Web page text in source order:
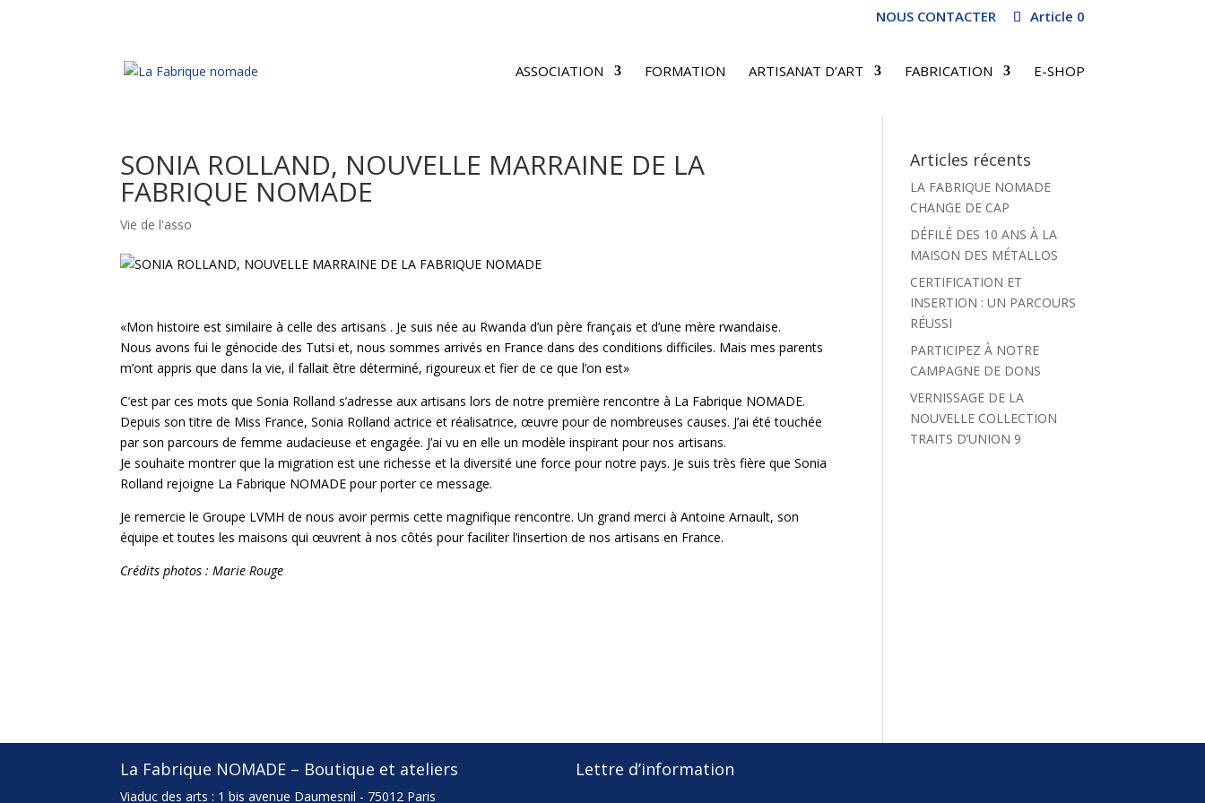
NOUS CONTACTER Article 0
ASSOCIATION FORMATION ARTISANAT D’ART FABRICATION E-SHOP
SONIA ROLLAND, NOUVELLE MARRAINE DE LA
FABRIQUE NOMADE
Vie de l'asso
«Mon histoire est similaire à celle des artisans . Je suis née au Rwanda d’un père français et d’une mère rwandaise.
Nous avons fui le génocide des Tutsi et, nous sommes arrivés en France dans des conditions difficiles. Mais mes parents
m’ont appris que dans la vie, il fallait être déterminé, rigoureux et fier de ce que l’on est»
C’est par ces mots que Sonia Rolland s’adresse aux artisans lors de notre première rencontre à La Fabrique NOMADE.
Depuis son titre de Miss France, Sonia Rolland actrice et réalisatrice, œuvre pour de nombreuses causes. J’ai été touchée
par son parcours de femme audacieuse et engagée. J’ai vu en elle un modèle inspirant pour nos artisans.
Je souhaite montrer que la migration est une richesse et la diversité une force pour notre pays. Je suis très fière que Sonia
Rolland rejoigne La Fabrique NOMADE pour porter ce message.
Je remercie le Groupe LVMH de nous avoir permis cette magnifique rencontre. Un grand merci à Antoine Arnault, son
équipe et toutes les maisons qui œuvrent à nos côtés pour faciliter l’insertion de nos artisans en France.
Crédits photos : Marie Rouge
Articles récents
LA FABRIQUE NOMADE
CHANGE DE CAP
DÉFILÉ DES 10 ANS À LA
MAISON DES MÉTALLOS
CERTIFICATION ET
INSERTION : UN PARCOURS
RÉUSSI
PARTICIPEZ À NOTRE
CAMPAGNE DE DONS
VERNISSAGE DE LA
NOUVELLE COLLECTION
TRAITS D’UNION 9
La Fabrique NOMADE – Boutique et ateliers
Viaduc des arts : 1 bis avenue Daumesnil - 75012 Paris
Lettre d’information